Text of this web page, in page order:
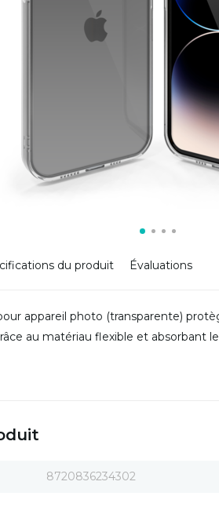
du produit Évaluations
appareil photo (transparente)
au matériau flexible et absorbant
8720836234302